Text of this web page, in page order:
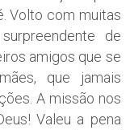
Volto com muitas
de
amigos que se
que jamais
A missão nos
Valeu a pena